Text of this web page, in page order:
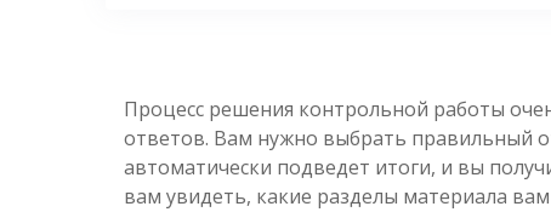
Процесс решения контрольной работы
ответов. Вам нужно выбрать правильный
автоматически подведет итоги, и вы
вам увидеть, какие разделы материала